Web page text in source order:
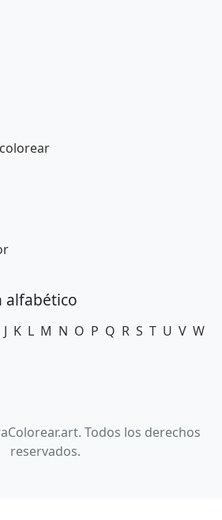
alfabético
J K L M N O P Q R S T U V W
Todos los derechos
reservados.